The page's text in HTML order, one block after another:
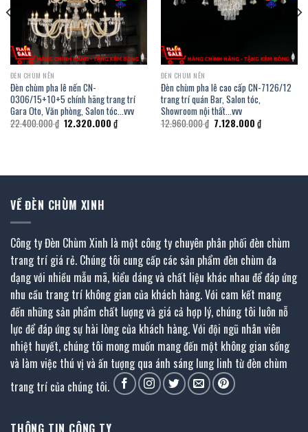
ĐÈN CHÙM NẾN
Đèn chùm pha lê nến CN-
0306/15+10+5 chính hãng trang trí
Gara Oto, Văn phòng, Salon tóc…vvv
22.400.000₫ Giá
gốc
12.320.000 ₫Giá
hiện
ĐÈN CHÙM NẾN
Đèn chùm pha lê cao cấp CN-7126/12
trang trí quán Bar, Salon tóc,
Showroom nội thất…vvv
12.960.000₫ Giá
gốc
7.128.000 ₫Giá
hiện
VỀ ĐÈN CHÙM XINH
Công ty Đèn Chùm Xinh là một công ty chuyên phân phối đèn chùm
trang trí giá rẻ. Chúng tôi cung cấp các sản phẩm đèn chùm đa
dạng với nhiều mẫu mã, kiểu dáng và chất liệu khác nhau để đáp ứng
nhu cầu trang trí không gian của khách hàng. Với cam kết mang
đến những sản phẩm chất lượng và giá cả hợp lý, chúng tôi luôn nỗ
lực để đáp ứng sự hài lòng của khách hàng. Với đội ngũ nhân viên
nhiệt huyết, chúng tôi mong muốn mang đến một không gian sống
và làm việc thú vị và ấn tượng qua ánh sáng lung linh từ đèn chùm
trang trí của chúng tôi.
THÔNG TIN CÔNG TY